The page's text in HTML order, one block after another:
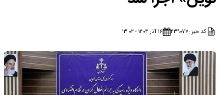
کد خبر :۴۳۹۰۷۷ ۱۶ آذر ۱۴۰۴ - ۱۳:۰۲